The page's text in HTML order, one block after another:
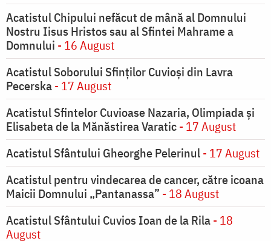
Acatistul Chipului nefăcut de mână al Domnului
Nostru Iisus Hristos sau al Sfintei Mahrame a
Domnului - 16 August
Acatistul Soborului Sfinților Cuvioși din Lavra
Pecerska- 17 August
Acatistul Sfintelor Cuvioase Nazaria, Olimpiada și
Elisabeta de la Mănăstirea Varatic- 17 August
Acatistul Sfântului Gheorghe Pelerinul- 17 August
Acatistul pentru vindecarea de cancer, către icoana
Maicii Domnului „Pantanassa” - 18 August
Acatistul Sfântului Cuvios Ioan de la Rila- 18
August